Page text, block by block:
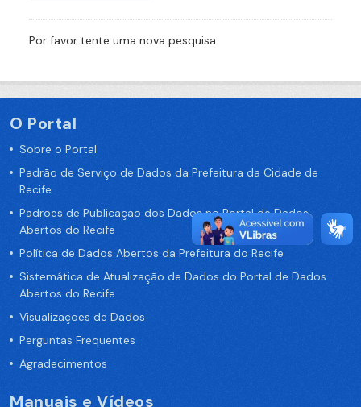
Por favor tente uma nova pesquisa.
O Portal
Sobre o Portal
Padrão de Serviço de Dados da Prefeitura da Cidade de
Recife
Padrões de Publicação dos Dados no Portal de Dados
Abertos do Recife
Política de Dados Abertos da Prefeitura do Recife
Sistemática de Atualização de Dados do Portal de Dados
Abertos do Recife
Visualizações de Dados
Perguntas Frequentes
Agradecimentos
Manuais e Vídeos